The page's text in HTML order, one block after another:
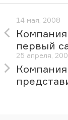
14 мая, 2008
первый
25 апреля,